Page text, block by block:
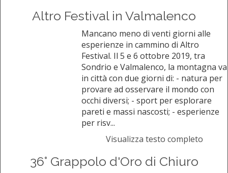
Altro Festival in Valmalenco
Mancano meno di venti giorni alle
esperienze in cammino di Altro
Festival. Il 5 e 6 ottobre 2019, tra
Sondrio e Valmalenco, la montagna va
in città con due giorni di: - natura per
provare ad osservare il mondo con
occhi diversi; - sport per esplorare
pareti e massi nascosti; - esperienze
per risv...
Visualizza testo completo
36° Grappolo d'Oro di Chiuro